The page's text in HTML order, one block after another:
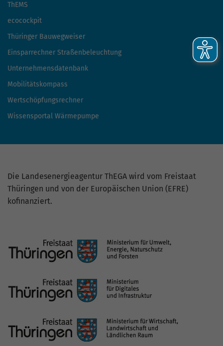
ThEMS
ecocockpit
Thüringer Bauwegweiser
Einsparrechner Straßenbeleuchtung
Unternehmensdatenbank
Mobilitätskompass
Wertschöpfungsrechner
Wissensportal Wärmepumpe
Die Landesenergieagentur ThEGA wird vom Freistaat
Thüringen und von der Europäischen Union (EFRE)
kofinanziert.